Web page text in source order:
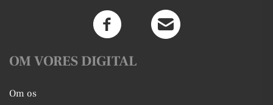
OM VORES DIGITAL
Om os